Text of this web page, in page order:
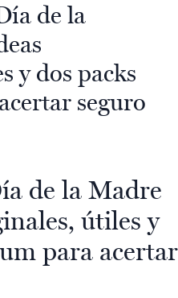
de la
y dos packs
seguro
de la Madre
útiles y
para acertar